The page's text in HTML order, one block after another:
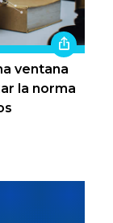
ventana
la norma